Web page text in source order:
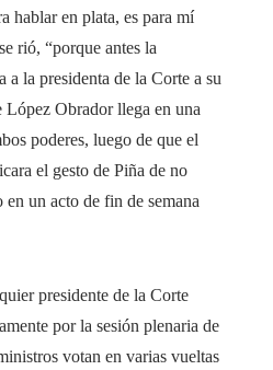
hablar en plata, es para mí
rió, “porque antes la
a la presidenta de la Corte a su
Obrador llega en una
poderes, luego de que el
el gesto de Piña de no
un acto de fin de semana
presidente de la Corte
por la sesión plenaria de
votan en varias vueltas